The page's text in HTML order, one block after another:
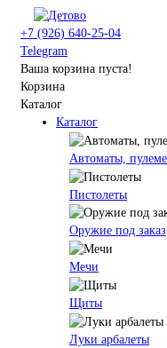
+7 (926) 640-25-04
Telegram
Ваша корзина пуста!
Корзина
Каталог
Каталог
Автоматы,
Пистолеты
Оружие под заказ
Мечи
Щиты
Луки арбалеты